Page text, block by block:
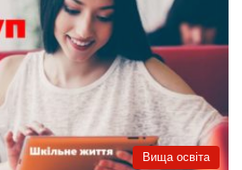
Вища освіта